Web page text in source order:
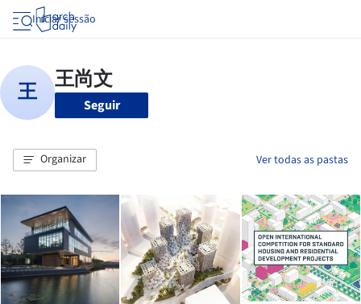
Iniciar sessão
Seguir
Organizar Ver todas as pastas